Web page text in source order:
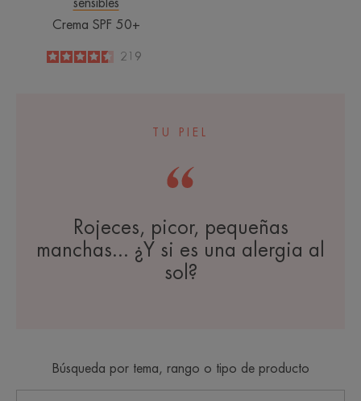
sensibles
Crema SPF 50+
4.5
/
5
219
TU PIEL
Rojeces, picor, pequeñas
manchas... ¿Y si es una alergia al
sol?
Búsqueda por tema, rango o tipo de producto